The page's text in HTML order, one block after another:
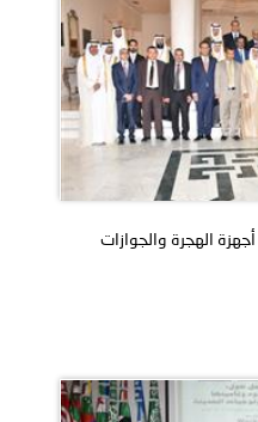
أجهزة الهجرة والجوازات